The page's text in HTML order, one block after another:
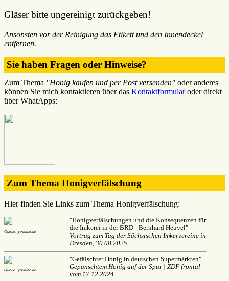
Gläser bitte ungereinigt zurückgeben!
Ansonsten vor der Reinigung das Etikett und den Innendeckel
entfernen.
Sie haben Fragen oder Hinweise?
Zum Thema "Honig kaufen und per Post versenden" oder anderes
können Sie mich kontaktieren über das Kontaktformularoder direkt
über WhatApps:
Zum Thema Honigverfälschung
Hier finden Sie Links zum Thema Honigverfälschung:
Quelle: youtube.de
"Honigverfälschungen und die Konsequenzen für
die Imkerei in der BRD - Bernhard Heuvel"
Vortrag zum Tag der Sächsischen Imkervereine in
Dresden, 30.08.2025
Quelle: youtube.de
"Gefälschter Honig in deutschen Supermärkten"
Gepanschtem Honig auf der Spur | ZDF frontal
vom 17.12.2024